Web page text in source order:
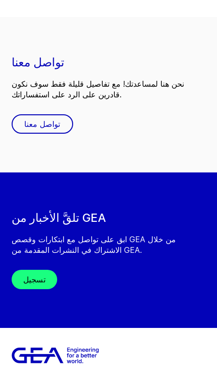
تلقَّ الأخبار من GEA
ابق على تواصل مع ابتكارات وقصص GEA من خلال
الاشتراك في النشرات المقدمة من GEA.
تسجيل
تواصل معنا
نحن هنا لمساعدتك! مع تفاصيل قليلة فقط سوف نكون
قادرين على الرد على استفساراتك.
تواصل معنا